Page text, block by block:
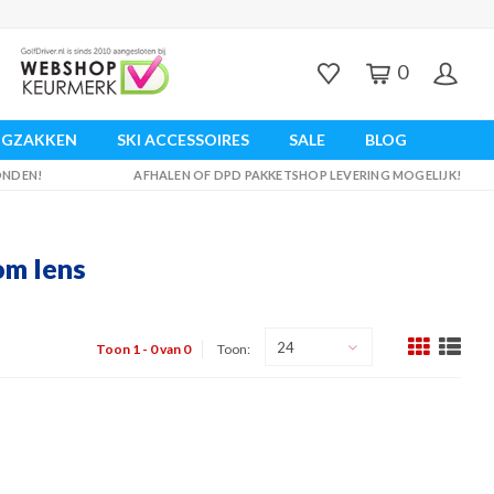
0
SKI ACCESSOIRES SALE BLOG
AFHALEN OF DPD PAKKETSHOP LEVERING MOGELIJK!
lens
Toon 1 - 0 van 0 Toon: 24